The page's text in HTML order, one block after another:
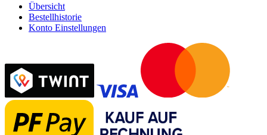
Übersicht
Bestellhistorie
Konto Einstellungen